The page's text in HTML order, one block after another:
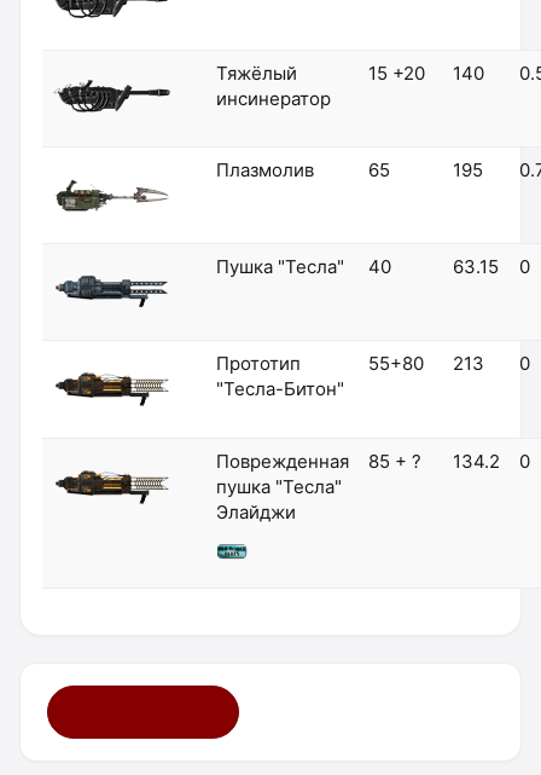
Тяжёлый
инсинератор
15 +20 140
Плазмолив 65 195
Пушка "Тесла" 40 63.15 0
Прототип
"Тесла-Битон"
55+80 213 0
Поврежденная
пушка "Тесла"
Элайджи
85 + ? 134.2 0